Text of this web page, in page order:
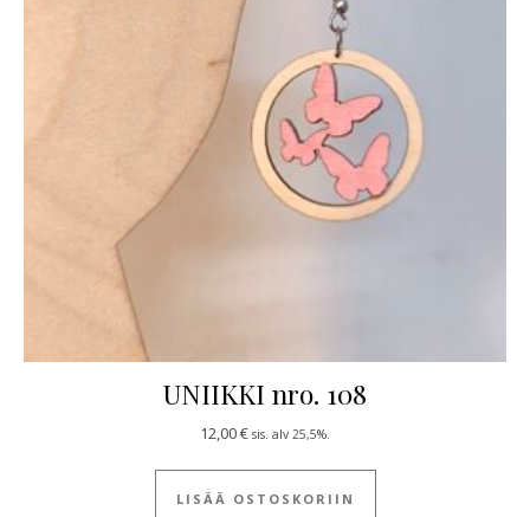
UNIIKKI nro. 108
12,00€ sis. alv 25,5%.
LISÄÄ OSTOSKORIIN